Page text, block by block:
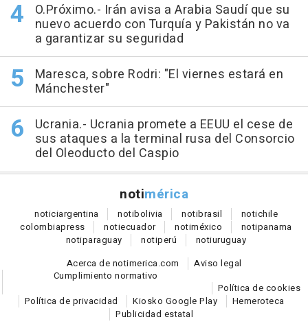
O.Próximo.- Irán avisa a Arabia Saudí que su
nuevo acuerdo con Turquía y Pakistán no va
a garantizar su seguridad
Maresca, sobre Rodri: "El viernes estará en
Mánchester"
Ucrania.- Ucrania promete a EEUU el cese de
sus ataques a la terminal rusa del Consorcio
del Oleoducto del Caspio
notimérica
noticiargentina notibolivia notibrasil notichile
colombiapress notiecuador notiméxico notipanama
notiparaguay notiperú notiuruguay
Acerca de notimerica.com
Aviso legal
Cumplimiento normativo
Política de cookies
Política de privacidad
Kiosko Google Play
Hemeroteca
Publicidad estatal